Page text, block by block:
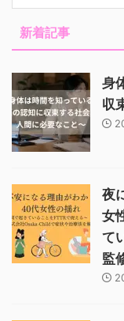
新着記事
身
収
夜
女
て
監